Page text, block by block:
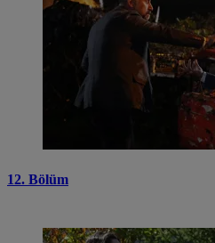
12. Bölüm